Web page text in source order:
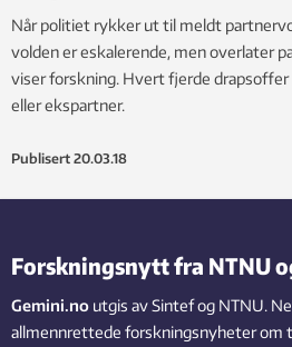
Når politiet rykker ut til meldt
volden er eskalerende, men overlater
viser forskning. Hvert fjerde
eller ekspartner.
Publisert 20.03.18
Forskningsnytt fra NTNU
Gemini.no utgis av Sintef og NTNU.
allmennrettede forskningsnyheter om